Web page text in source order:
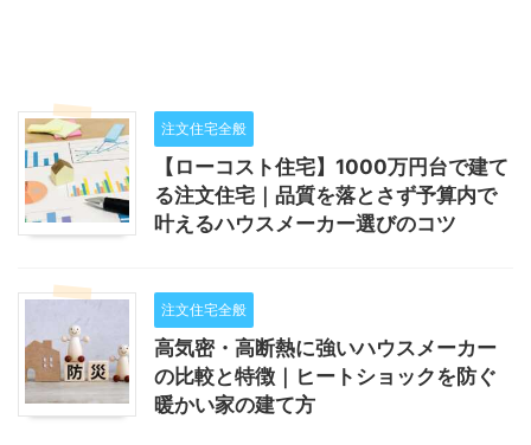
注文住宅全般
【ローコスト住宅】1000万円台で建て
る注文住宅｜品質を落とさず予算内で
叶えるハウスメーカー選びのコツ
注文住宅全般
高気密・高断熱に強いハウスメーカー
の比較と特徴｜ヒートショックを防ぐ
暖かい家の建て方